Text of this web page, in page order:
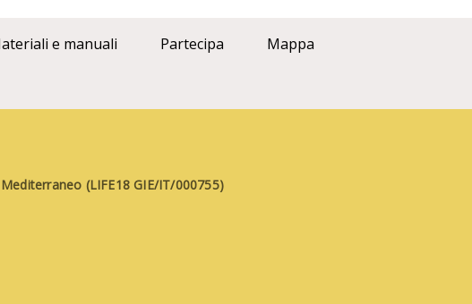
e manuali Partecipa
Mappa
(LIFE18 GIE/IT/000755)